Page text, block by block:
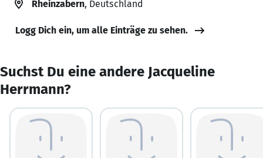
Rheinzabern, Deutschland
Logg Dich ein, um alle Einträge zu sehen.
Suchst Du eine andere Jacqueline
Herrmann?